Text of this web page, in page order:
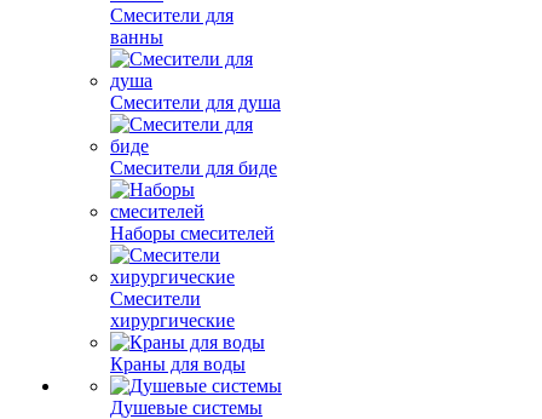
Смесители для
ванны
Смесители для душа
Смесители для биде
Наборы смесителей
Смесители
хирургические
Краны для воды
Душевые системы